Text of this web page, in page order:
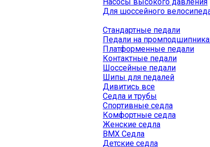
Для шоссейного
Стандартные педали
Педали на
Платформенные педали
Контактные педали
Шоссейные педали
Шипы для педалей
Дивитись все
Седла и трубы
Спортивные седла
Комфортные седла
Женские седла
BMX Седла
Детские седла